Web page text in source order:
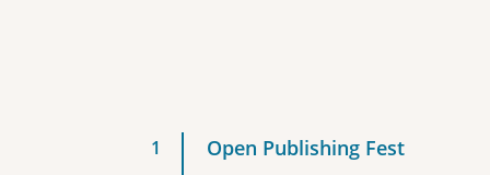
Open Publishing Fest